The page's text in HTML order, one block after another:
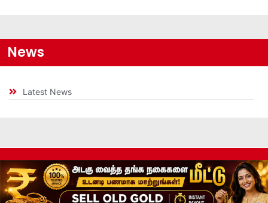
News
Latest News